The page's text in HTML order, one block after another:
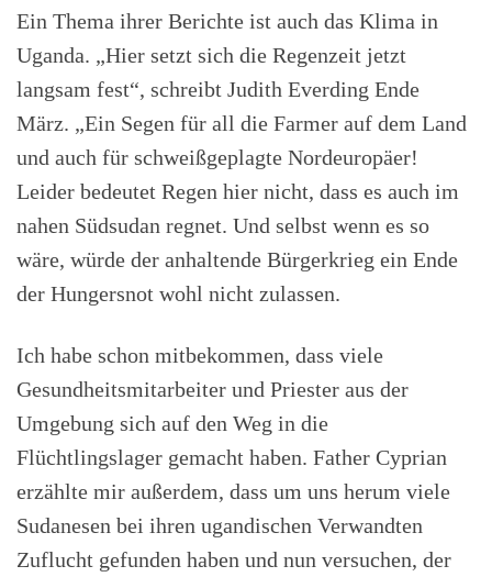
Ein Thema ihrer Berichte ist auch das Klima in
Uganda. „Hier setzt sich die Regenzeit jetzt
langsam fest“, schreibt Judith Everding Ende
März. „Ein Segen für all die Farmer auf dem Land
und auch für schweißgeplagte Nordeuropäer!
Leider bedeutet Regen hier nicht, dass es auch im
nahen Südsudan regnet. Und selbst wenn es so
wäre, würde der anhaltende Bürgerkrieg ein Ende
der Hungersnot wohl nicht zulassen.
Ich habe schon mitbekommen, dass viele
Gesundheitsmitarbeiter und Priester aus der
Umgebung sich auf den Weg in die
Flüchtlingslager gemacht haben. Father Cyprian
erzählte mir außerdem, dass um uns herum viele
Sudanesen bei ihren ugandischen Verwandten
Zuflucht gefunden haben und nun versuchen, der